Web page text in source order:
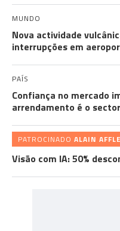
MUNDO
Nova actividade
interrupções em
PAÍS
Confiança no mercado
arrendamento é o
PATROCINADO ALAIN
Visão com IA: 50%